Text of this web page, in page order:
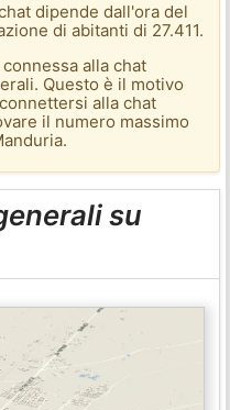
dipende dall'ora del
di abitanti di 27.411.
alla chat
Questo è il motivo
alla chat
il numero massimo
su